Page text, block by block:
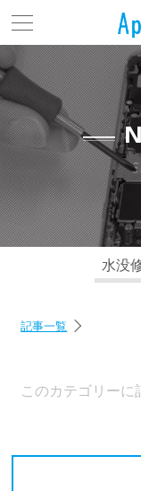
トップ
最新情報とブログ
料金表
よくある質問
店舗情報
アクセス
水没
記事一覧
このカテゴリーに